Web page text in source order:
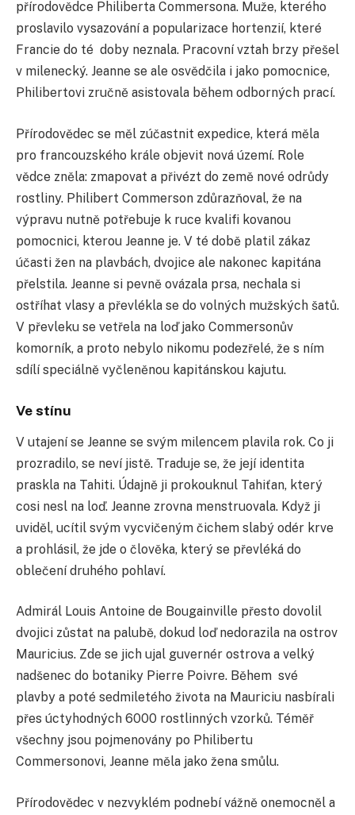
přírodovědce Philiberta Commersona. Muže, kterého
proslavilo vysazování a popularizace hortenzií, které
Francie do té doby neznala. Pracovní vztah brzy přešel
v milenecký. Jeanne se ale osvědčila i jako pomocnice,
Philibertovi zručně asistovala během odborných prací.
Přírodovědec se měl zúčastnit expedice, která měla
pro francouzského krále objevit nová území. Role
vědce zněla: zmapovat a přivézt do země nové odrůdy
rostliny. Philibert Commerson zdůrazňoval, že na
výpravu nutně potřebuje k ruce kvalifi kovanou
pomocnici, kterou Jeanne je. V té době platil zákaz
účasti žen na plavbách, dvojice ale nakonec kapitána
přelstila. Jeanne si pevně ovázala prsa, nechala si
ostříhat vlasy a převlékla se do volných mužských šatů.
V převleku se vetřela na loď jako Commersonův
komorník, a proto nebylo nikomu podezřelé, že s ním
sdílí speciálně vyčleněnou kapitánskou kajutu.
Ve stínu
V utajení se Jeanne se svým milencem plavila rok. Co ji
prozradilo, se neví jistě. Traduje se, že její identita
praskla na Tahiti. Údajně ji prokouknul Tahiťan, který
cosi nesl na loď. Jeanne zrovna menstruovala. Když ji
uviděl, ucítil svým vycvičeným čichem slabý odér krve
a prohlásil, že jde o člověka, který se převléká do
oblečení druhého pohlaví.
Admirál Louis Antoine de Bougainville přesto dovolil
dvojici zůstat na palubě, dokud loď nedorazila na ostrov
Mauricius. Zde se jich ujal guvernér ostrova a velký
nadšenec do botaniky Pierre Poivre. Během své
plavby a poté sedmiletého života na Mauriciu nasbírali
přes úctyhodných 6000 rostlinných vzorků. Téměř
všechny jsou pojmenovány po Philibertu
Commersonovi, Jeanne měla jako žena smůlu.
Přírodovědec v nezvyklém podnebí vážně onemocněl a